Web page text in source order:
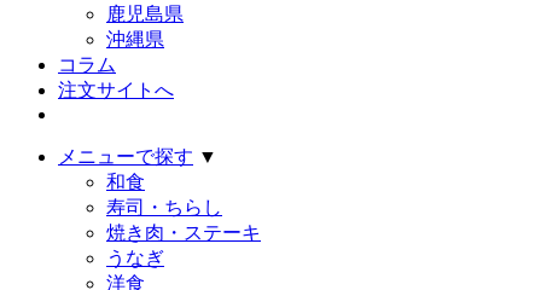
鹿児島県
沖縄県
コラム
注文サイトへ
メニューで探す ▼
和食
寿司・ちらし
焼き肉・ステーキ
うなぎ
洋食